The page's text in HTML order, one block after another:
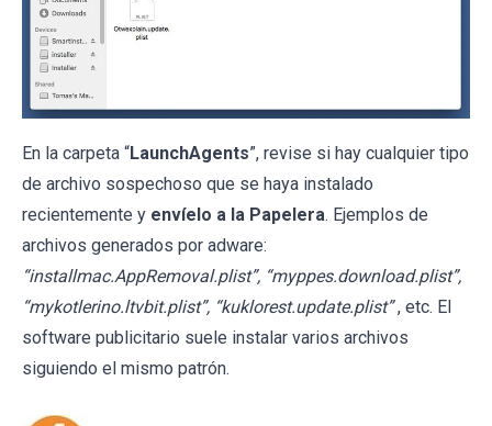
En la carpeta “LaunchAgents”, revise si hay cualquier tipo
de archivo sospechoso que se haya instalado
recientemente y envíelo a la Papelera. Ejemplos de
archivos generados por adware:
“installmac.AppRemoval.plist”, “myppes.download.plist”,
“mykotlerino.ltvbit.plist”, “kuklorest.update.plist” , etc. El
software publicitario suele instalar varios archivos
siguiendo el mismo patrón.